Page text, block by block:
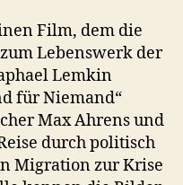
Film, dem die
Lebenswerk der
Lemkin
für Niemand“
Max Ahrens und
durch politisch
Migration zur Krise